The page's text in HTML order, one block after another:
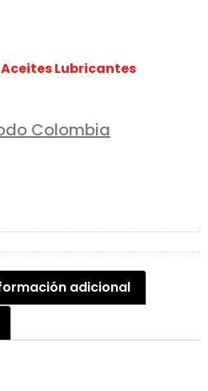
Aceites Lubricantes
Colombia
adicional